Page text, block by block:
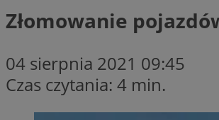
Złomowanie
04 sierpnia 2021 09:45
Czas czytania: 4 min.